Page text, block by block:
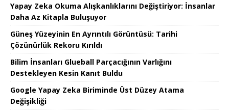
Yapay Zeka Okuma Alışkanlıklarını Değiştiriyor: İnsanlar
Daha Az Kitapla Buluşuyor
Güneş Yüzeyinin En Ayrıntılı Görüntüsü: Tarihi
Çözünürlük Rekoru Kırıldı
Bilim İnsanları Glueball Parçacığının Varlığını
Destekleyen Kesin Kanıt Buldu
Google Yapay Zeka Biriminde Üst Düzey Atama
Değişikliği